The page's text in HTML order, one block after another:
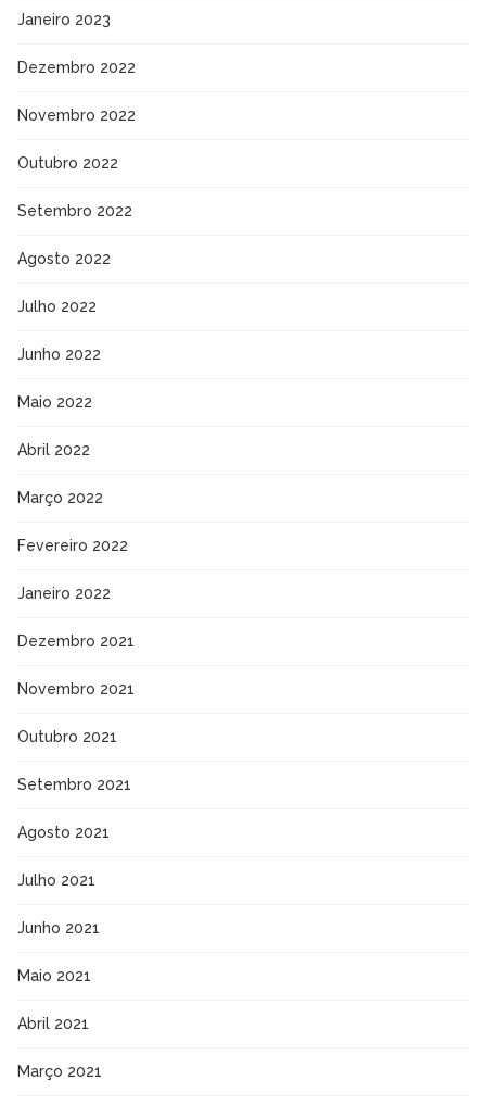
Janeiro 2023
Dezembro 2022
Novembro 2022
Outubro 2022
Setembro 2022
Agosto 2022
Julho 2022
Junho 2022
Maio 2022
Abril 2022
Março 2022
Fevereiro 2022
Janeiro 2022
Dezembro 2021
Novembro 2021
Outubro 2021
Setembro 2021
Agosto 2021
Julho 2021
Junho 2021
Maio 2021
Abril 2021
Março 2021